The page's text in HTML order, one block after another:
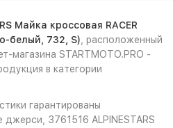
Майка кроссовая RACER
белый, 732, S) , расположенный
магазина STARTMOTO.PRO -
в категории
гарантированы
3761516 ALPINESTARS